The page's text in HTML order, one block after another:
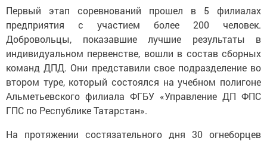
Первый этап соревнований прошел в 5 филиалах
предприятия с участием более 200 человек.
Добровольцы, показавшие лучшие результаты в
индивидуальном первенстве, вошли в состав сборных
команд ДПД. Они представили свое подразделение во
втором туре, который состоялся на учебном полигоне
Альметьевского филиала ФГБУ «Управление ДП ФПС
ГПС по Республике Татарстан».
На протяжении состязательного дня 30 огнеборцев